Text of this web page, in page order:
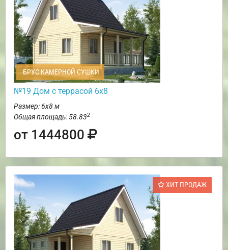
БРУС КАМЕРНОЙ СУШКИ
№19 Дом с террасой 6х8
Размер: 6х8 м
Общая площадь: 58.832
от 1444800
ХИТ ПРОДАЖ